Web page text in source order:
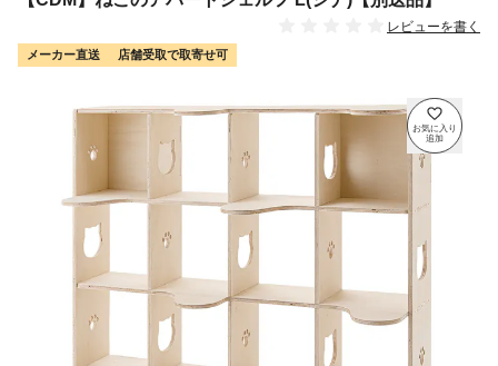
レビューを書く
メーカー直送 店舗受取で取寄せ可